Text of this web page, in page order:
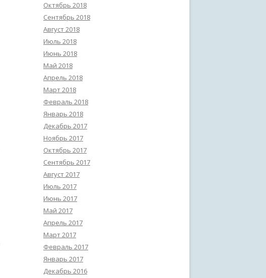
Октябрь 2018
Сентябрь 2018
Август 2018
Июль 2018
Июнь 2018
Май 2018
Апрель 2018
Март 2018
Февраль 2018
Январь 2018
Декабрь 2017
Ноябрь 2017
Октябрь 2017
Сентябрь 2017
Август 2017
Июль 2017
Июнь 2017
Май 2017
Апрель 2017
Март 2017
Февраль 2017
Январь 2017
Декабрь 2016